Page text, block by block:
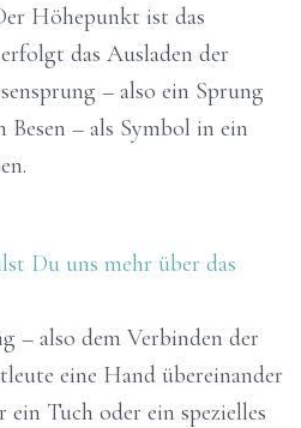
Höhepunkt ist das
das Ausladen der
– also ein Sprung
– als Symbol in ein
Du uns mehr über das
– also dem Verbinden der
eine Hand übereinander
Tuch oder ein spezielles